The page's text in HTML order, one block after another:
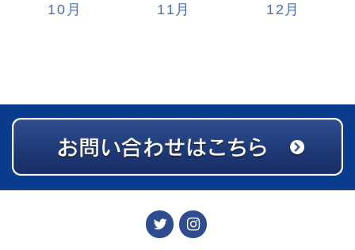
10
11 12